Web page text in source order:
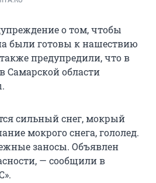
о том, чтобы
были готовы к нашествию
предупредили, что в
Самарской области
сильный снег, мокрый
мокрого снега, гололед.
заносы. Объявлен
— сообщили в